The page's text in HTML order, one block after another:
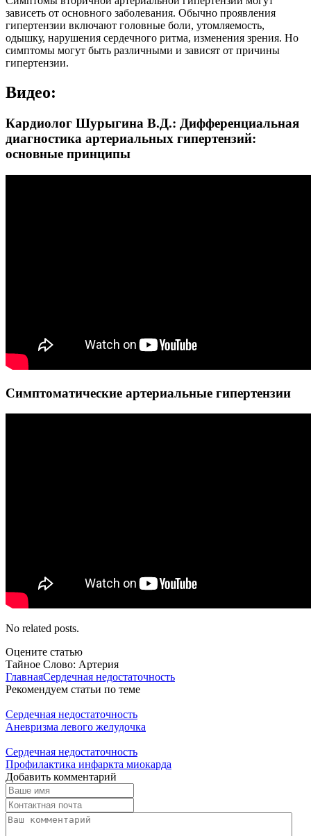
зависеть от основного заболевания. Обычно проявления
гипертензии включают головные боли, утомляемость,
одышку, нарушения сердечного ритма, изменения зрения. Но
симптомы могут быть различными и зависят от причины
гипертензии.
Видео:
Кардиолог Шурыгина В.Д.: Дифференциальная
диагностика артериальных гипертензий:
основные принципы
Симптоматические артериальные гипертензии
No related posts.
Оцените статью
Тайное Слово: Артерия
ГлавнаяСердечная недостаточность
Рекомендуем статьи по теме
Сердечная недостаточность
Аневризма левого желудочка
Сердечная недостаточность
Профилактика инфаркта миокарда
Добавить комментарий